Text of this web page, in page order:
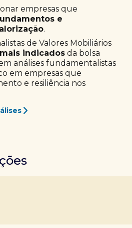
empresas que
e
.
de Valores Mobiliários
indicados da bolsa
análises fundamentalistas
em empresas que
e resiliência nos